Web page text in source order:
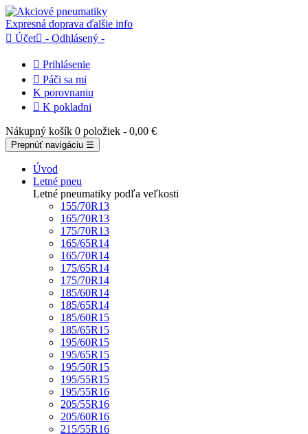
Expresná doprava ďalšie info
 Účet - Odhlásený -
 Prihlásenie
 Páči sa mi
K porovnaniu
 K pokladni
Nákupný košík 0 položiek - 0,00 €
Prepnúť navigáciu ☰
Úvod
Letné pneu
Letné pneumatiky podľa veľkosti
155/70R13
165/70R13
175/70R13
165/65R14
165/70R14
175/65R14
175/70R14
185/60R14
185/65R14
185/60R15
185/65R15
195/60R15
195/65R15
195/50R15
195/55R15
195/55R16
205/55R16
205/60R16
215/55R16